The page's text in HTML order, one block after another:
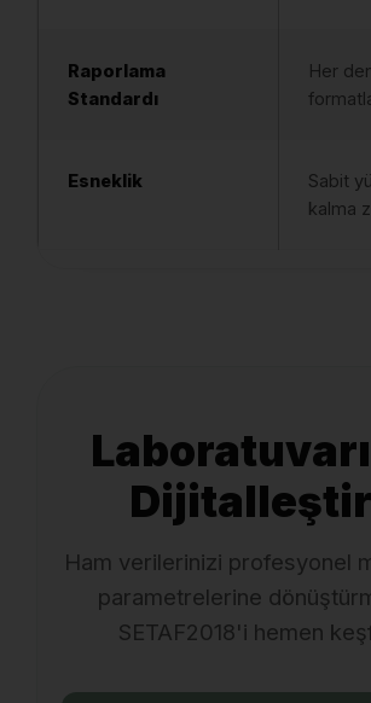
Raporlama
Standardı
Her
Esneklik
Sabit
kalma
Ham verilerinizi profesyonel
parametrelerine
SETAF2018'i hemen